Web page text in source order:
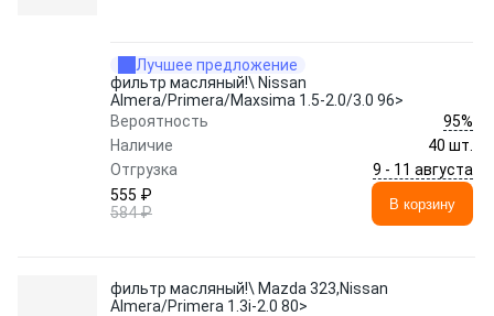
Лучшее предложение
фильтр масляный!\ Nissan
Almera/Primera/Maxsima 1.5-2.0/3.0 96>
Вероятность
95%
Наличие
40 шт.
Отгрузка
9 - 11 августа
555 ₽
584 ₽
В корзину
фильтр масляный!\ Mazda 323,Nissan
Almera/Primera 1.3i-2.0 80>